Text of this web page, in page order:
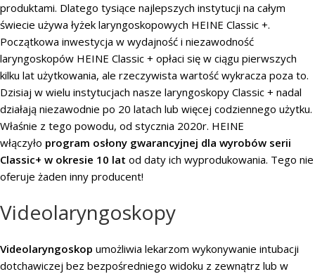
produktami. Dlatego tysiące najlepszych instytucji na całym
świecie używa łyżek laryngoskopowych HEINE Classic +.
Początkowa inwestycja w wydajność i niezawodność
laryngoskopów HEINE Classic + opłaci się w ciągu pierwszych
kilku lat użytkowania, ale rzeczywista wartość wykracza poza to.
Dzisiaj w wielu instytucjach nasze laryngoskopy Classic + nadal
działają niezawodnie po 20 latach lub więcej codziennego użytku.
Właśnie z tego powodu, od stycznia 2020r. HEINE
włączyło program osłony gwarancyjnej dla wyrobów serii
Classic+ w okresie 10 lat od daty ich wyprodukowania. Tego nie
oferuje żaden inny producent!
Videolaryngoskopy
Videolaryngoskop umożliwia lekarzom wykonywanie intubacji
dotchawiczej bez bezpośredniego widoku z zewnątrz lub w